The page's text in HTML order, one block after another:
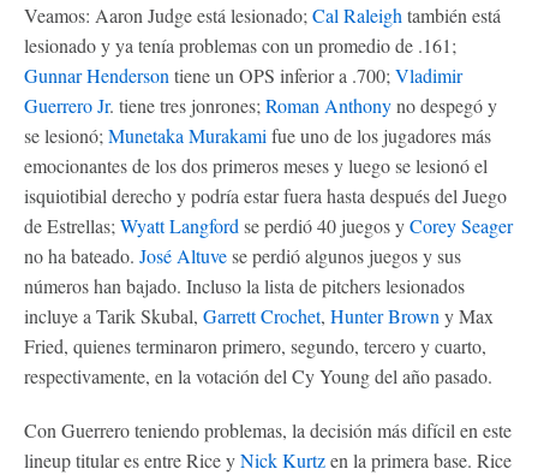
Veamos: Aaron Judge está lesionado;Cal Raleightambién está
lesionado y ya tenía problemas con un promedio de .161;
Gunnar Hendersontiene un OPS inferior a .700;Vladimir
Guerrero Jr. tiene tres jonrones;Roman Anthonyno despegó y
se lesionó;Munetaka Murakamifue uno de los jugadores más
emocionantes de los dos primeros meses y luego se lesionó el
isquiotibial derecho y podría estar fuera hasta después del Juego
de Estrellas;Wyatt Langfordse perdió 40 juegos yCorey Seager
no ha bateado. José Altuvese perdió algunos juegos y sus
números han bajado. Incluso la lista de pitchers lesionados
incluye a Tarik Skubal, Garrett Crochet, Hunter Browny Max
Fried, quienes terminaron primero, segundo, tercero y cuarto,
respectivamente, en la votación del Cy Young del año pasado.
Con Guerrero teniendo problemas, la decisión más difícil en este
lineup titular es entre Rice yNick Kurtzen la primera base. Rice